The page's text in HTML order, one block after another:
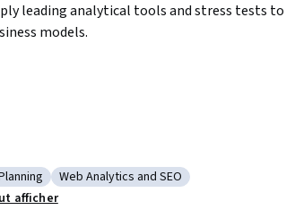
leading analytical tools and stress tests to
models.
: Marketing Planning
Catégorie : Web Analytics and SEO
Web Analytics and SEO
Strategy
afficher